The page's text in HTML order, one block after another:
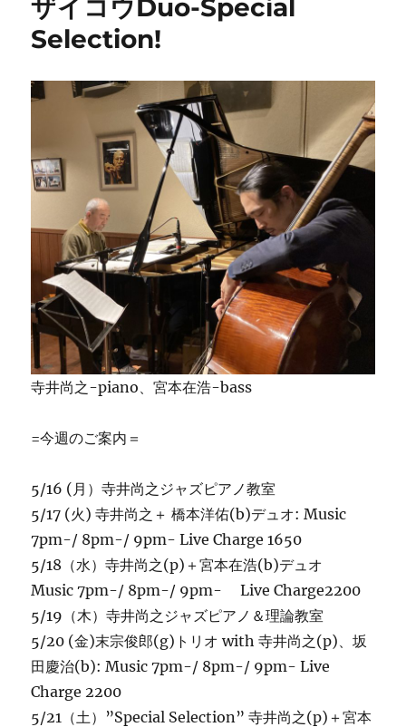
周
ブ
開
催
に
ザイコウDuo-Special
Selection!
寺井尚之-piano、宮本在浩-bass
=今週のご案内＝
5/16 (月）寺井尚之ジャズピアノ教室
5/17 (火) 寺井尚之＋ 橋本洋佑(b)デュオ: Music
7pm-/ 8pm-/ 9pm- Live Charge 1650
5/18（水）寺井尚之(p)＋宮本在浩(b)デュオ
Music 7pm-/ 8pm-/ 9pm- Live Charge2200
5/19（木）寺井尚之ジャズピアノ＆理論教室
5/20 (金)末宗俊郎(g)トリオ with 寺井尚之(p)、坂
田慶治(b): Music 7pm-/ 8pm-/ 9pm- Live
Charge 2200
5/21（土）”Special Selection” 寺井尚之(p)＋宮本